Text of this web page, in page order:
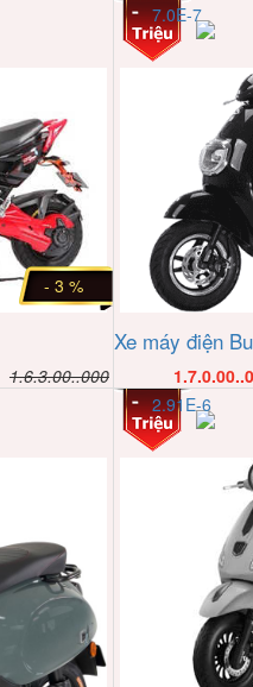
1.6.3.00..000
- 3 %
7.0E-7
Xe máy điện
2.91E-6